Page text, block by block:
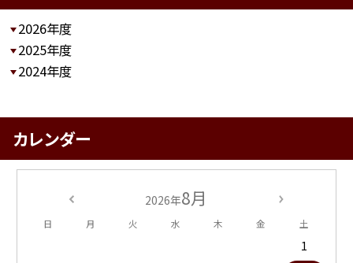
2026年度
2025年度
2024年度
カレンダー
2026年8月
日 月 火 水 木 金 土
1